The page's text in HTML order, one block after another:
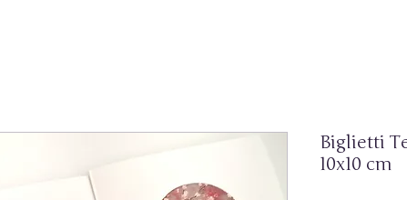
Biglietti
10x10 cm